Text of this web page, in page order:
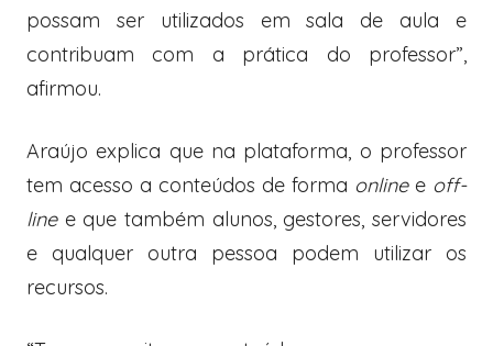
possam ser utilizados em sala de aula e
contribuam com a prática do professor”,
afirmou.
Araújo explica que na plataforma, o professor
tem acesso a conteúdos de forma online e off-
linee que também alunos, gestores, servidores
e qualquer outra pessoa podem utilizar os
recursos.